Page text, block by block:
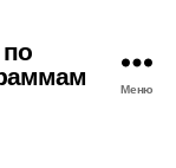
Меню